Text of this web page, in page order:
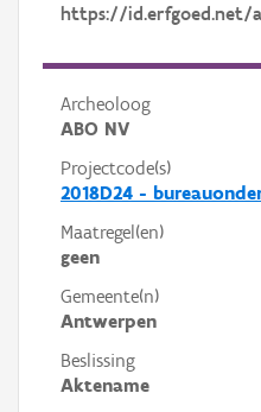
https://id.erfgoed.net/
Archeoloog
ABO NV
Projectcode(s)
2018D24 -
Maatregel(en)
geen
Gemeente(n)
Antwerpen
Beslissing
Aktename